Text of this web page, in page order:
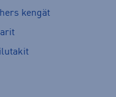
kengät